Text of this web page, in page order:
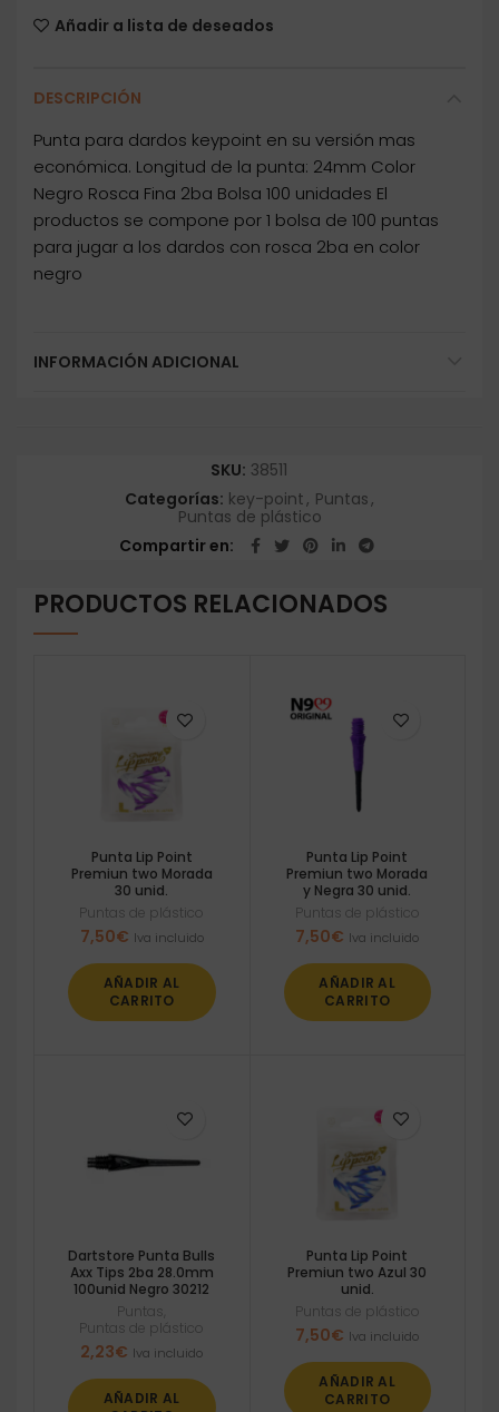
Añadir a lista de deseados
DESCRIPCIÓN
Punta para dardos keypoint en su versión mas
económica. Longitud de la punta: 24mm Color
Negro Rosca Fina 2ba Bolsa 100 unidades El
productos se compone por 1 bolsa de 100 puntas
para jugar a los dardos con rosca 2ba en color
negro
INFORMACIÓN ADICIONAL
SKU: 38511
Categorías: key-point, Puntas,
Puntas de plástico
Compartir en
PRODUCTOS RELACIONADOS
Punta Lip Point
Premiun two Morada
30 unid.
Puntas de plástico
7,50€ Iva incluido
AÑADIR AL
CARRITO
Punta Lip Point
Premiun two Morada
y Negra 30 unid.
Puntas de plástico
7,50€ Iva incluido
AÑADIR AL
CARRITO
Dartstore Punta Bulls
Axx Tips 2ba 28.0mm
100unid Negro 30212
Puntas
Puntas de plástico
2,23€ Iva incluido
AÑADIR AL
Punta Lip Point
Premiun two Azul 30
unid.
Puntas de plástico
7,50€ Iva incluido
AÑADIR AL
CARRITO